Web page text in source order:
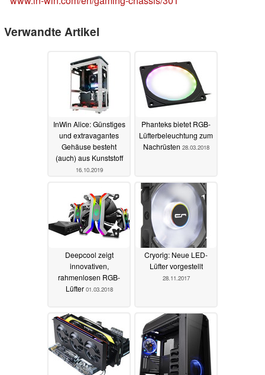
Verwandte Artikel
InWin Alice: Günstiges
und extravagantes
Gehäuse besteht
(auch) aus Kunststoff
16.10.2019
Phanteks bietet RGB-
Lüfterbeleuchtung zum
Nachrüsten 28.03.2018
Deepcool zeigt
innovativen,
rahmenlosen RGB-
Lüfter 01.03.2018
Cryorig: Neue LED-
Lüfter vorgestellt
28.11.2017